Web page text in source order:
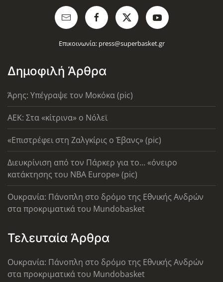
Επικοινωνία: press@superbasket.gr
Δημοφιλή Άρθρα
Άρης: Υπέγραψε τον Μοκόκα (pic)
AEK: Στα «κίτρινα» ο Νόλεϊ
«Επιστρέφει στη Ζαλγκίρις ο Έβανς» (pic)
Διευκρίνιση από τον Πάρκερ για το... «όνειρο
κατάκτησης του ΝΒΑ Europe» (pic)
Ουκρανία: Πάνοπλη στο δρόμο της Εθνικής Ανδρών
στα προκριματικά του Mundobasket
Τελευταία Άρθρα
Ουκρανία: Πάνοπλη στο δρόμο της Εθνικής Ανδρών
στα προκριματικά του Mundobasket